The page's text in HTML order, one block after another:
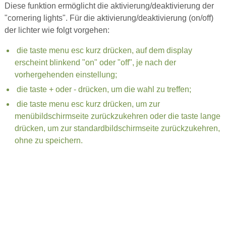
Diese funktion ermöglicht die aktivierung/deaktivierung der
"cornering lights". Für die aktivierung/deaktivierung (on/off)
der lichter wie folgt vorgehen:
die taste menu esc kurz drücken, auf dem display
erscheint blinkend "on" oder "off", je nach der
vorhergehenden einstellung;
die taste + oder - drücken, um die wahl zu treffen;
die taste menu esc kurz drücken, um zur
menübildschirmseite zurückzukehren oder die taste lange
drücken, um zur standardbildschirmseite zurückzukehren,
ohne zu speichern.